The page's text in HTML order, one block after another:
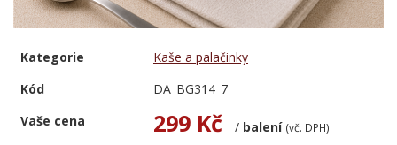
Kategorie
Kaše a palačinky
Kód
DA_BG314_7
Vaše cena
299 Kč / balení (vč. DPH)